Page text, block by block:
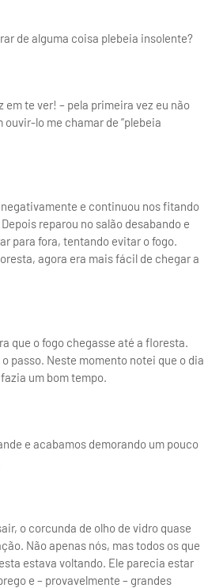
de alguma coisa plebeia insolente?
em te ver! – pela primeira vez eu não
lo me chamar de “plebeia
e continuou nos fitando
reparou no salão desabando e
para fora, tentando evitar o fogo.
agora era mais fácil de chegar a
que o fogo chegasse até a floresta.
passo. Neste momento notei que o dia
um bom tempo.
e acabamos demorando um pouco
o corcunda de olho de vidro quase
Não apenas nós, mas todos os que
estava voltando. Ele parecia estar
e – provavelmente – grandes